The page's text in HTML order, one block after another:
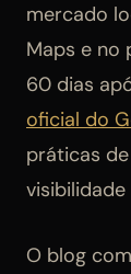
mercado
Maps e no
60 dias
oficial do
práticas
visibilidade
O blog